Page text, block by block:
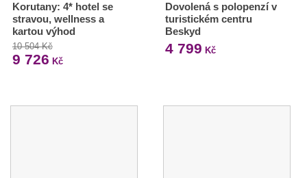
Korutany: 4* hotel se
stravou, wellness a
kartou výhod
10 504 Kč
9 726 Kč
Dovolená s polopenzí v
turistickém centru
Beskyd
4 799 Kč